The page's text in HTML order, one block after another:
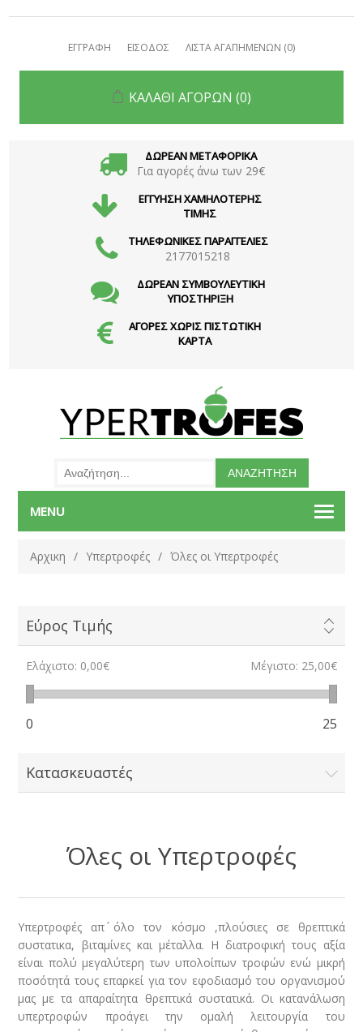
ΕΓΓΡΑΦΗ ΕΙΣΟΔΟΣ ΛΙΣΤΑ ΑΓΑΠΗΜΕΝΩΝ (0)
ΚΑΛΑΘΙ ΑΓΟΡΩΝ (0)
ΔΩΡΕΑΝ ΜΕΤΑΦΟΡΙΚΑ
Για αγορές άνω των 29€
ΕΓΓΥΗΣΗ ΧΑΜΗΛΟΤΕΡΗΣ
ΤΙΜΗΣ
ΤΗΛΕΦΩΝΙΚΕΣ ΠΑΡΑΓΓΕΛΙΕΣ
2177015218
ΔΩΡΕΑΝ ΣΥΜΒΟΥΛΕΥΤΙΚΗ
ΥΠΟΣΤΗΡΙΞΗ
ΑΓΟΡΕΣ ΧΩΡΙΣ ΠΙΣΤΩΤΙΚΗ
ΚΑΡΤΑ
MENU
Αρχικη / Υπερτροφές / Όλες οι Υπερτροφές
Εύρος Τιμής
Ελάχιστο: 0,00€ Μέγιστο: 25,00€
0 25
Κατασκευαστές
Όλες οι Υπερτροφές
Υπερτροφές απ΄ όλο τον κόσμο ,πλούσιες σε θρεπτικά
συστατικα, βιταμίνες και μέταλλα. Η διατροφική τους αξία
είναι πολύ μεγαλύτερη των υπολοίπων τροφών ενώ μικρή
ποσότητά τους επαρκεί για τον εφοδιασμό του οργανισμού
μας με τα απαραίτητα θρεπτικά συστατικά. Οι κατανάλωση
υπερτροφών προάγει την ομαλή λειτουργία του